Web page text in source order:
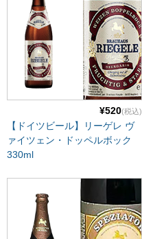
¥520(税込)
【ドイツビール】リーゲレ ヴ
ァイツェン・ドッペルボック
330ml